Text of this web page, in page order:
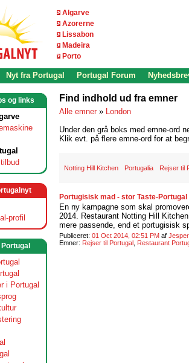
Algarve
Azorerne
Lissabon
Madeira
Porto
Nyt fra Portugal Portugal Forum
og links
profil
i Portugal
Find indhold ud fra emner
Alle emner » London
Under den grå boks med emne-ord
Klik evt. på flere emne-ord for at
Notting Hill Kitchen Portugalia Rejser til
En ny kampagne som skal
2014. Restaurant Notting Hill
mere passende, end et portugisisk
Publiceret: 01 Oct 2014, 02:51 PM af
Emner: Rejser til Portugal Restaurant